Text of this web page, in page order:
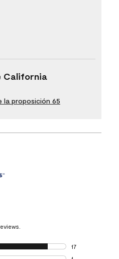
California
la proposición 65
17
17 reviews with